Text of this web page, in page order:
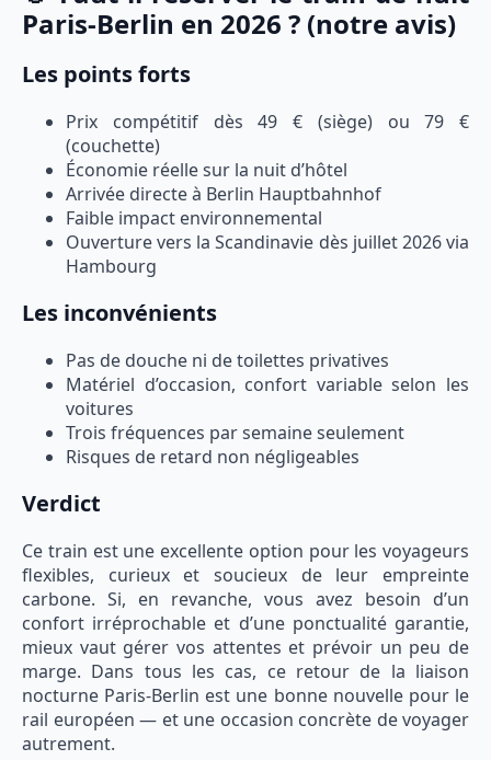
Paris-Berlin en 2026 ? (notre avis)
Les points forts
Prix compétitif dès 49 € (siège) ou 79 €
(couchette)
Économie réelle sur la nuit d’hôtel
Arrivée directe à Berlin Hauptbahnhof
Faible impact environnemental
Ouverture vers la Scandinavie dès juillet 2026 via
Hambourg
Les inconvénients
Pas de douche ni de toilettes privatives
Matériel d’occasion, confort variable selon les
voitures
Trois fréquences par semaine seulement
Risques de retard non négligeables
Verdict
Ce train est une excellente option pour les voyageurs
flexibles, curieux et soucieux de leur empreinte
carbone. Si, en revanche, vous avez besoin d’un
confort irréprochable et d’une ponctualité garantie,
mieux vaut gérer vos attentes et prévoir un peu de
marge. Dans tous les cas, ce retour de la liaison
nocturne Paris-Berlin est une bonne nouvelle pour le
rail européen — et une occasion concrète de voyager
autrement.